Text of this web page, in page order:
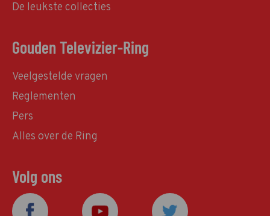
De leukste collecties
Gouden Televizier-Ring
Veelgestelde vragen
Reglementen
Pers
Alles over de Ring
Volg ons